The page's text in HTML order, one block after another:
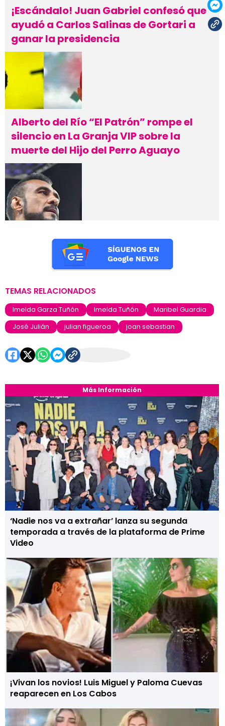
Más Información
‘Nadie nos va a extrañar’ lanza su segunda
temporada a través de la plataforma de Prime
Video
¡Vivan los novios! Luis Miguel y Paloma Cuevas
reaparecen en Los Cabos
¡Escándalo! Juan Gabriel confesó que
ayudó a Carlos Salinas de Gortari a
ganar la presidencia
Alberto del Río “El Patrón” rompe el
silencio en La Granja VIP sobre la
muerte del Hijo del Perro Aguayo
TEMAS RELACIONADOS
Imelda Garza Tuñón Imelda Tuñón
Maribel Guardia
José Julián
julian figueroa joan sebastian